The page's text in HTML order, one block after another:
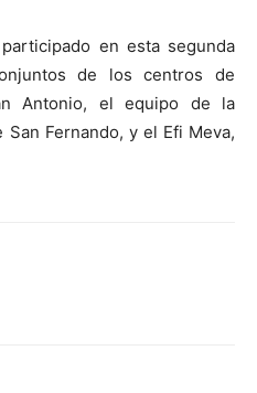
en esta segunda
de los centros de
Antonio, el equipo de la
San Fernando, y el Efi Meva,